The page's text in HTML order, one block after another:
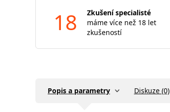
18
Zkušení specialisté
máme více než 18 let
zkušeností
Popis a parametry Diskuze (0)